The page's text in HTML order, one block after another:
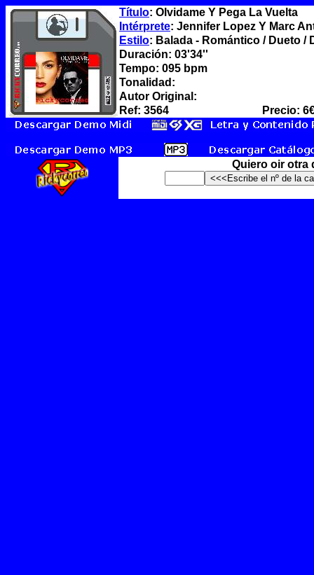
Título: Olvidame Y Pega La Vuelta
Intérprete: Jennifer Lopez Y Marc
Estilo: Balada - Romántico / Dueto /
Duración: 03'34''
Tempo: 095 bpm
Tonalidad:
Autor Original:
Ref: 3564
Precio:
Quiero oir otra